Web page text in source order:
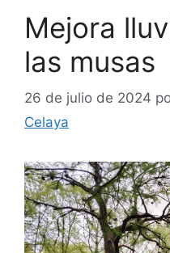
Mejora
las musas
26 de julio de 2024
Celaya